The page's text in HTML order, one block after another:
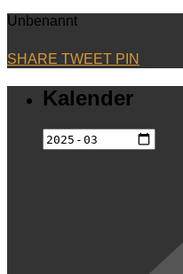
Unbenannt
SHARE TWEET PIN
Kalender